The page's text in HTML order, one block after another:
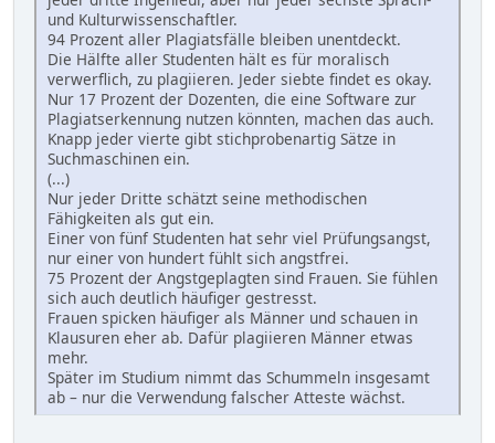
und Kulturwissenschaftler.
94 Prozent aller Plagiatsfälle bleiben unentdeckt.
Die Hälfte aller Studenten hält es für moralisch
verwerflich, zu plagiieren. Jeder siebte findet es okay.
Nur 17 Prozent der Dozenten, die eine Software zur
Plagiatserkennung nutzen könnten, machen das auch.
Knapp jeder vierte gibt stichprobenartig Sätze in
Suchmaschinen ein.
(...)
Nur jeder Dritte schätzt seine methodischen
Fähigkeiten als gut ein.
Einer von fünf Studenten hat sehr viel Prüfungsangst,
nur einer von hundert fühlt sich angstfrei.
75 Prozent der Angstgeplagten sind Frauen. Sie fühlen
sich auch deutlich häufiger gestresst.
Frauen spicken häufiger als Männer und schauen in
Klausuren eher ab. Dafür plagiieren Männer etwas
mehr.
Später im Studium nimmt das Schummeln insgesamt
ab – nur die Verwendung falscher Atteste wächst.